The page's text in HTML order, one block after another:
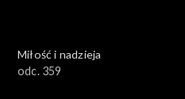
Miłość i nadzieja
odc. 359